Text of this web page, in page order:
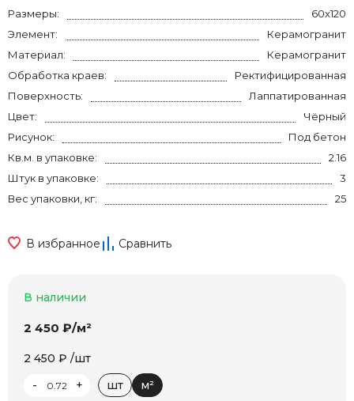
Размеры:
60x120
Элемент:
Керамогранит
Материал:
Керамогранит
Обработка краев:
Ректифицированная
Поверхность:
Лаппатированная
Цвет:
Чёрный
Рисунок:
Под бетон
Кв.м. в упаковке:
2.16
Штук в упаковке:
3
Вес упаковки, кг:
25
В избранное Сравнить
В наличии
2 450 ₽/м²
2 450 ₽ /шт
-
+ шт м²